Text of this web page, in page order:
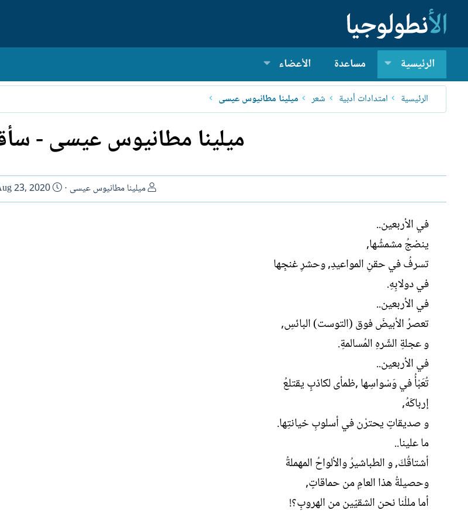
الرئيسية مساعدة الأعضاء
الرئيسية امتدادات أدبية شعر ميلينا مطانيوس عيسى
ميلينا مطانيوس عيسى -
ا
ل
ميلينا مطانيوس عيسى
ت
ا
23, 2020
في الأربعين..
ينضجُ مشمشُها,
تسرفُ في حقنِ المواعيدِ, وحشرِ غنجِها
في دولابِهِ.
في الأربعين..
تعصرُ الأبيضَ فوق (التوست) البائسِ,
و عجلةِ الشّرهِ المُسالمةِ.
في الأربعين..
تُعَبْأُ في وَسْواسِها ,ظمأى لكاذبٍ يقتلعُ
إرباكَهُ,
و صديقاتٍ يحترْن في أسلوبِ خيانتِها.
ما علينا..
أشتاقُكَ, و الطباشيرُ والألواحُ المهملةُ
وحصيلةُ هذا العامِ من حماقاتٍ,
أما مللْنا نحن الشقيّين من الهروبِ؟!